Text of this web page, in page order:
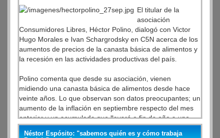
ftp://ftp.lacorameco.com/29092016/
trabajadores de realizar un paro general activo y con
movilización y que si la CGT no avanza, la CTA y la
Corriente Federal y las organizaciones sociales puede
construirlo.
También comenta el hecho de represión sucedido en
Neuquén, donde un trabajador de UPCN fue baleado por
un efectivo policial en el marco de una protesta y los
dichos del ex gobernador Sobisch señalando a los
sindicatos como los adversarios del gobierno.
Finalmente sienta posición sobre el gobierno kirchnerista,
la defensa de los derechos conquistados y la lucha por
una patria liberada.
El titular de la
asociación
Consumidores Libres, Héctor Polino, dialogó con Victor
Hugo Morales e Ivan Schargrodsky en C5N acerca de los
aumentos de precios de la canasta básica de alimentos y
la recesión en las actividades productivas del país.
Polino comenta que desde su asociación, vienen
midiendo una canasta básica de alimentos desde hace
veinte años. Lo que observan son datos preocupantes; un
aumento de la inflación en septiembre respecto del mes
anterior y un acumulado que llevará a fin de año a una
inflación de alrededor de 43%. Y que no se está viendo
Néstor Espósito: "sabemos quién es y cómo trabaja